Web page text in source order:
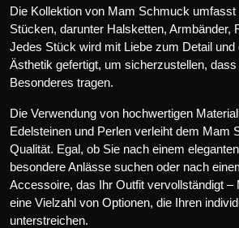
Die Kollektion von Mam Schmuck umfasst
Stücken, darunter Halsketten, Armbänder,
Jedes Stück wird mit Liebe zum Detail und
Ästhetik gefertigt, um sicherzustellen,
Besonderes tragen.
Die Verwendung von hochwertigen
Edelsteinen und Perlen verleiht dem Mam
Qualität. Egal, ob Sie nach einem
besondere Anlässe suchen oder nach
Accessoire, das Ihr Outfit vervollständigt
eine Vielzahl von Optionen, die Ihren
unterstreichen.